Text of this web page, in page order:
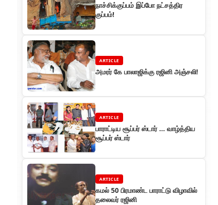
நாச்சிக்குப்பம் இப்போ நட்சத்திர
குப்பம்!
ARTICLE
அமரர் கே பாலாஜிக்கு ரஜினி அஞ்சலி!
ARTICLE
பாராட்டிய சூப்பர் ஸ்டார் ... வாழ்த்திய
சூப்பர் ஸ்டார்
ARTICLE
கமல் 50 பிரமாண்ட பாராட்டு விழாவில்
தலைவர் ரஜினி